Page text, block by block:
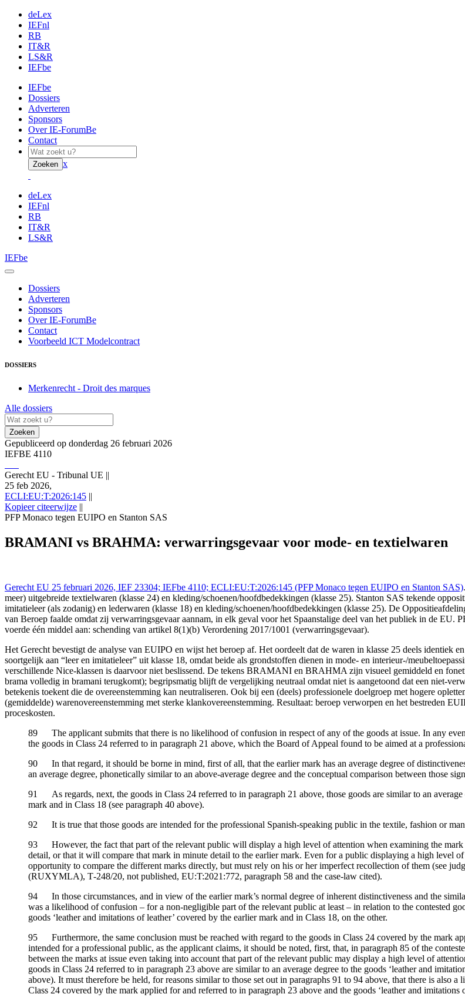
deLex
IEFnl
RB
IT&R
LS&R
IEFbe
IEFbe
Dossiers
Adverteren
Sponsors
Over IE-ForumBe
Contact
Zoeken x
deLex
IEFnl
RB
IT&R
LS&R
IEFbe
Dossiers
Adverteren
Sponsors
Over IE-ForumBe
Contact
Voorbeeld ICT Modelcontract
DOSSIERS
Merkenrecht - Droit des marques
Alle dossiers
Zoeken
Gepubliceerd op donderdag 26 februari 2026
IEFBE 4110
Gerecht EU - Tribunal UE ||
25 feb 2026,
ECLI:EU:T:2026:145 ||
Kopieer citeerwijze ||
PFP Monaco tegen EUIPO en Stanton SAS
mode-en-textielwaren
BRAMANI vs BRAHMA: verwarringsgevaar voor mode- en textielwaren
Gerecht EU 25 februari 2026, IEF 23304; IEFbe 4110; ECLI:EU:T:2026:145 (PFP Monaco tegen EUIPO en Stanton SAS)
meer) uitgebreide textielwaren (klasse 24) en kleding/schoenen/hoofdbedekkingen (klasse 25). Stanton SAS tekende
imitatieleer (als zodanig) en lederwaren (klasse 18) en kleding/schoenen/hoofdbedekkingen (klasse 25). De
van Beroep faalde omdat zij verwarringsgevaar aannam, in elk geval voor het Spaanstalige deel van het publiek in de
voerde één middel aan: schending van artikel 8(1)(b) Verordening 2017/1001 (verwarringsgevaar).
Het Gerecht bevestigt de analyse van EUIPO en wijst het beroep af. Het oordeelt dat de waren in klasse 25 deels identiek
soortgelijk aan “leer en imitatieleer” uit klasse 18, omdat beide als grondstoffen dienen in mode- en interieur-/
verschillende Nice-klassen is daarvoor niet beslissend. De tekens BRAMANI en BRAHMA zijn visueel gemiddeld en
brama volledig in bramani terugkomt); begripsmatig blijft de vergelijking neutraal omdat niet is aangetoond dat een niet-
betekenis toekent die de overeenstemming kan neutraliseren. Ook bij een (deels) professionele doelgroep met hogere
(gemiddelde) warenovereenstemming met sterke klankovereenstemming. Resultaat: beroep verworpen en het bestreden
proceskosten.
89 The applicant submits that there is no likelihood of confusion in respect of any of the goods at issue. In any
the goods in Class 24 referred to in paragraph 21 above, which the Board of Appeal found to be aimed at a
90 In that regard, it should be borne in mind, first of all, that the earlier mark has an average degree of
an average degree, phonetically similar to an above-average degree and the conceptual comparison between those
91 As regards, next, the goods in Class 24 referred to in paragraph 21 above, those goods are similar to an average
mark and in Class 18 (see paragraph 40 above).
92 It is true that those goods are intended for the professional Spanish-speaking public in the textile, fashion or
93 However, the fact that part of the relevant public will display a high level of attention when examining the
detail, or that it will compare that mark in minute detail to the earlier mark. Even for a public displaying a high level
opportunity to compare the different marks directly, but must rely on his or her imperfect recollection of them (see
(RUXYMLA), T‑248/20, not published, EU:T:2021:772, paragraph 58 and the case-law cited).
94 In those circumstances, and in view of the earlier mark’s normal degree of inherent distinctiveness and the
was a likelihood of confusion – for a non-negligible part of the relevant public at least – in relation to the contested
goods ‘leather and imitations of leather’ covered by the earlier mark and in Class 18, on the other.
95 Furthermore, the same conclusion must be reached with regard to the goods in Class 24 covered by the mark
intended for a professional public, as the applicant claims, it should be noted, first, that, in paragraph 85 of the
between the marks at issue even taking into account that part of the relevant public may display a high level of
goods in Class 24 referred to in paragraph 23 above are similar to an average degree to the goods ‘leather and
above). It must therefore be held, for reasons similar to those set out in paragraphs 91 to 94 above, that there is
Class 24 covered by the mark applied for and referred to in paragraph 23 above and the goods ‘leather and